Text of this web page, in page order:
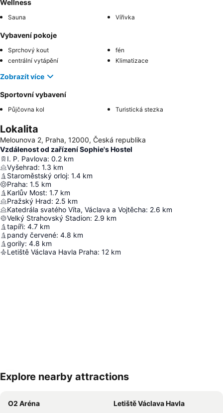
Wellness
Sauna Vířivka
Vybavení pokoje
Sprchový kout
fén
centrální vytápění
Klimatizace
Zobrazít více
Sportovní vybavení
Půjčovna kol Turistická stezka
Lokalita
Melounova 2, Praha, 12000, Česká republika
Vzdálenost od zařízení Sophie's Hostel
I. P. Pavlova: 0.2 km
Vyšehrad: 1.3 km
Staroměstský orloj: 1.4 km
Praha: 1.5 km
Karlův Most: 1.7 km
Pražský Hrad: 2.5 km
Katedrála svatého Víta, Václava a Vojtěcha: 2.6 km
Velký Strahovský Stadion: 2.9 km
tapíři: 4.7 km
pandy červené: 4.8 km
gorily: 4.8 km
Letiště Václava Havla Praha: 12 km
Explore nearby attractions
O2 Aréna
Letiště Václava Havla